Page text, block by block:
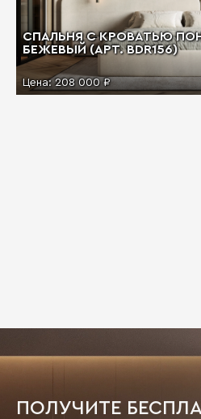
СПАЛЬНЯ С КРОВАТЬЮ
БЕЖЕВЫЙ (АРТ. BDR156)
Цена: 208 000 ₽
ПОЛУЧИТЕ